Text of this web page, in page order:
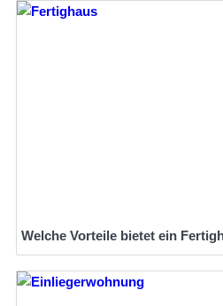
Welche Vorteile bietet ein